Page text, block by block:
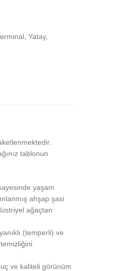
Yatay,
tablonun
yaşam
ahşap şasi
ağaçtan
(temperli) ve
ve kaliteli görünüm